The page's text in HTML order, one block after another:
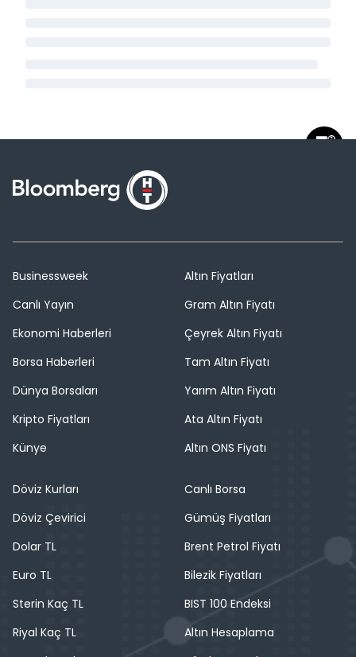
Businessweek
Canlı Yayın
Ekonomi Haberleri
Borsa Haberleri
Dünya Borsaları
Kripto Fiyatları
Künye
Altın Fiyatları
Gram Altın Fiyatı
Çeyrek Altın Fiyatı
Tam Altın Fiyatı
Yarım Altın Fiyatı
Ata Altın Fiyatı
Altın ONS Fiyatı
Döviz Kurları
Döviz Çevirici
Dolar TL
Euro TL
Sterin Kaç TL
Riyal Kaç TL
Canlı Borsa
Gümüş Fiyatları
Brent Petrol Fiyatı
Bilezik Fiyatları
BIST 100 Endeksi
Altın Hesaplama